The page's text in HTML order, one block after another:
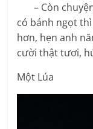
– Còn chuyện
có bánh ngọt
hơn, hẹn anh
cười thật tươi,
Một Lúa